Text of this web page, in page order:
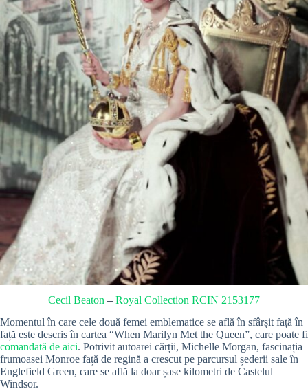
Cecil Beaton – Royal Collection RCIN 2153177
Momentul în care cele două femei emblematice se află în sfârșit față în
față este descris în cartea “When Marilyn Met the Queen”, care poate fi
comandată de aici. Potrivit autoarei cărții, Michelle Morgan, fascinația
frumoasei Monroe față de regină a crescut pe parcursul șederii sale în
Englefield Green, care se află la doar șase kilometri de Castelul
Windsor.